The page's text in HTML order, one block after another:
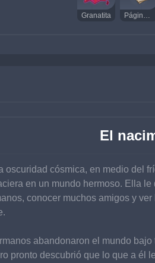
Granatita Página misteriosa (II)
El
oscuridad cósmica, en medio del
en un mundo hermoso. Ella
conocer muchos amigos y
abandonaron el mundo
pronto descubrió que lo que a él